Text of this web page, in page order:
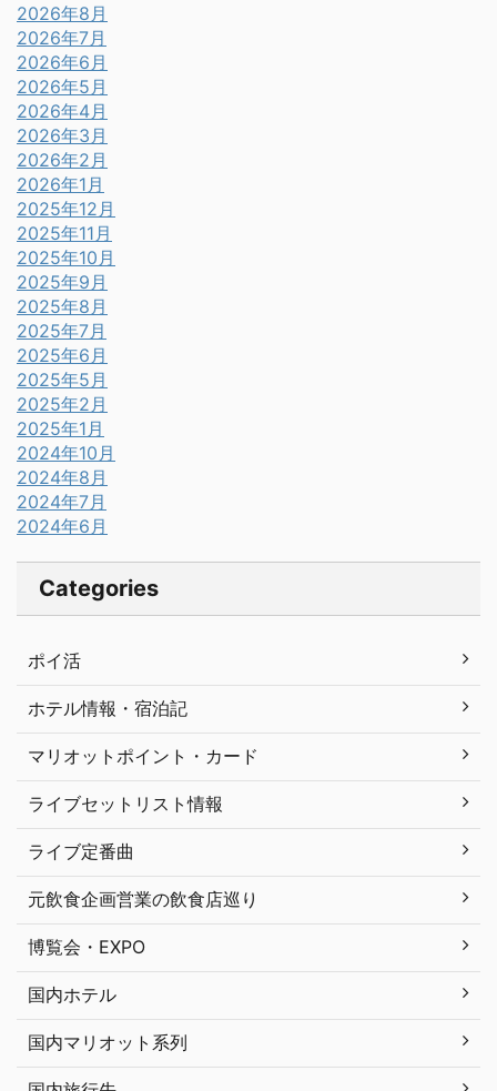
2026年8月
2026年7月
2026年6月
2026年5月
2026年4月
2026年3月
2026年2月
2026年1月
2025年12月
2025年11月
2025年10月
2025年9月
2025年8月
2025年7月
2025年6月
2025年5月
2025年2月
2025年1月
2024年10月
2024年8月
2024年7月
2024年6月
Categories
ポイ活
ホテル情報・宿泊記
マリオットポイント・カード
ライブセットリスト情報
ライブ定番曲
元飲食企画営業の飲食店巡り
博覧会・EXPO
国内ホテル
国内マリオット系列